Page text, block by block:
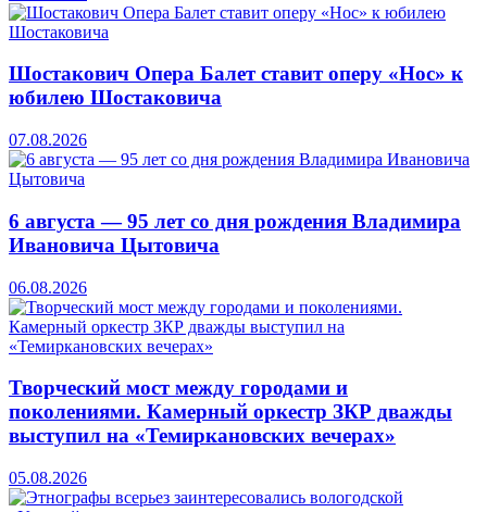
Шостакович Опера Балет ставит оперу «Нос» к
юбилею Шостаковича
07.08.2026
6 августа — 95 лет со дня рождения Владимира
Ивановича Цытовича
06.08.2026
Творческий мост между городами и
поколениями. Камерный оркестр ЗКР дважды
выступил на «Темиркановских вечерах»
05.08.2026